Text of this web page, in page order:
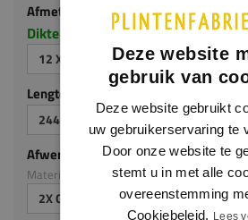
Afmeting
Dikte x hoogte in millimeters
12 X 70 MM
Lengte (mm)
2440 MM
Afwerking
Materiaal: MDF v313
2X GEGROND
Deze website
gebruik van
Deze website gebruikt
uw gebruikerservaring te
Door onze website te
stemt u in met alle
overeenstemming
Cookiebeleid. Lees